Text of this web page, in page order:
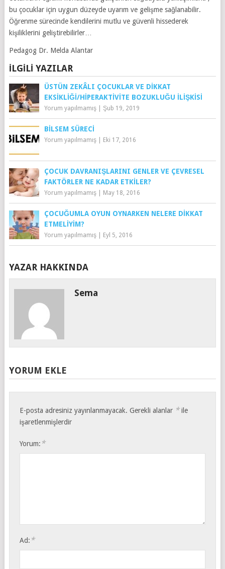
bu çocuklar için uygun düzeyde uyarım ve gelişme sağlanabilir.
Öğrenme sürecinde kendilerini mutlu ve güvenli hissederek
kişiliklerini geliştirebilirler…
Pedagog Dr. Melda Alantar
İLGILI YAZILAR
ÜSTÜN ZEKÂLI ÇOCUKLAR VE DIKKAT
EKSIKLIĞI/HIPERAKTIVITE BOZUKLUĞU İLIŞKISI
Yorum yapılmamış| Şub 19, 2019
BILSEM SÜRECI
Yorum yapılmamış| Eki 17, 2016
ÇOCUK DAVRANIŞLARINI GENLER VE ÇEVRESEL
FAKTÖRLER NE KADAR ETKILER?
Yorum yapılmamış| May 18, 2016
ÇOCUĞUMLA OYUN OYNARKEN NELERE DIKKAT
ETMELIYIM?
Yorum yapılmamış| Eyl 5, 2016
YAZAR HAKKINDA
Sema
YORUM EKLE
E-posta adresiniz yayınlanmayacak. Gerekli alanlar *ile
işaretlenmişlerdir
Yorum: *
Ad: *